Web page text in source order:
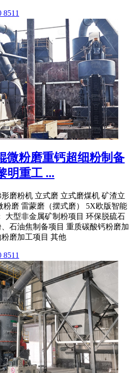
8511
微粉磨重钙超细粉制备
明重工 ...
磨粉机 立式磨 立式磨煤机 矿渣立
粉磨 雷蒙磨（摆式磨） 5X欧版智能
大型非金属矿制粉项目 环保脱硫石
石油焦制备项目 重质碳酸钙粉磨加
磨加工项目 其他
8511